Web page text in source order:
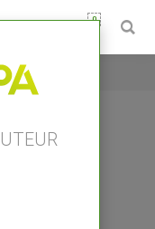
0
VM - 10L
- 10L